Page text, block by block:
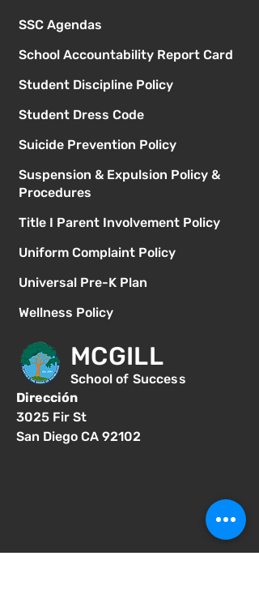
SSC Agendas
School Accountability Report Card
Student Discipline Policy
Student Dress Code
Suicide Prevention Policy
Suspension & Expulsion Policy &
Procedures
Title I Parent Involvement Policy
Uniform Complaint Policy
Universal Pre-K Plan
Wellness Policy
MCGILL
School of Success
Dirección
3025 Fir St
San Diego CA 92102